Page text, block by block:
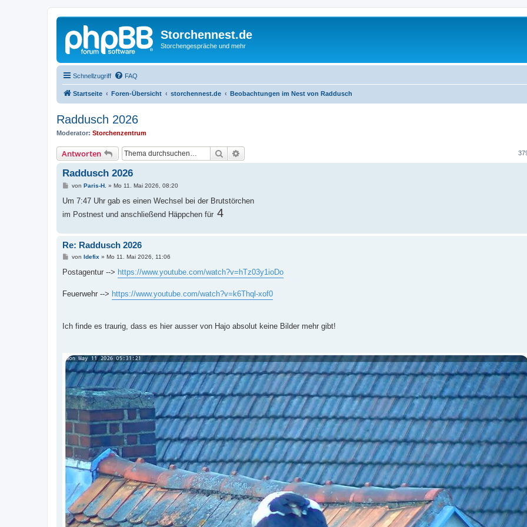
Storchennest.de
Storchengespräche und mehr
Schnellzugriff FAQ
Startseite Foren-Übersicht storchennest.de Beobachtungen im Nest von Raddusch
Raddusch 2026
Moderator: Storchenzentrum
Antworten Suche
Raddusch 2026
B
i
r
von Paris-H. » Mo 11. Mai 2026, 08:20
Um 7:47 Uhr gab es einen Wechsel bei der Brutstörchen
im Postnest und anschließend Häppchen für 4
Re: Raddusch 2026
B
i
a
g
von Idefix » Mo 11. Mai 2026, 11:06
Postagentur --> https://www.youtube.com/watch?v=hTz03y1ioDo
Feuerwehr --> https://www.youtube.com/watch?v=k6Thql-xof0
Ich finde es traurig, dass es hier ausser von Hajo absolut keine Bilder mehr gibt!